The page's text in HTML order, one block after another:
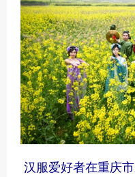
汉服爱好者在重庆